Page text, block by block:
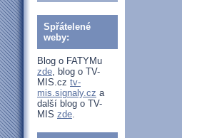
Spřátelené
weby:
Blog o FATYMu
zde, blog o TV-
MIS.cz tv-
mis.signaly.cz a
další blog o TV-
MIS zde.